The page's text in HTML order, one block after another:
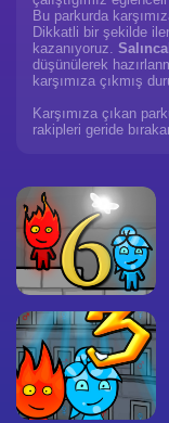
Bu parkurda
Dikkatli bir şekilde
kazanıyoruz.
düşünülerek
karşımıza çıkmış
Karşımıza çıkan
rakipleri geride